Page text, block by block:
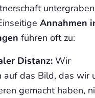
untergraben
Annahmen
führen oft zu:
Distanz:Wir
auf das Bild, das wir
gemacht haben,